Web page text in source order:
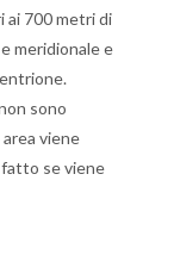
ai 700 metri di
meridionale e
sono
viene
se viene